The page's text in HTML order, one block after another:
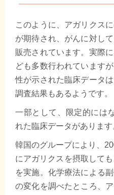
このように、アガリクス
が期待され、がんに対し
販売されています。実際
ども多数行われています
性が示された臨床データ
調査結果もあるようです。
一部として、限定的には
れた臨床データがあります
韓国のグループにより、
にアガリクスを摂取して
を実施。化学療法による
の変化を調べたところ、